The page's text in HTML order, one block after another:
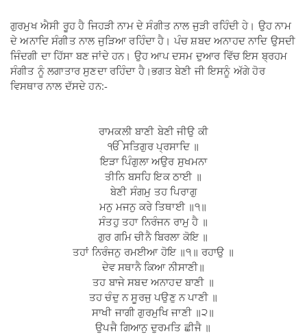
ਗੁਰਮੁਖ ਐਸੀ ਰੂਹ ਹੈ ਜਿਹੜੀ ਨਾਮ ਦੇ ਸੰਗੀਤ ਨਾਲ ਜੁੜੀ ਰਹਿੰਦੀ ਹੇ। ਉਹ ਨਾਮ
ਦੇ ਅਨਾਦਿ ਸੰਗੀਤ ਨਾਲ ਜੁੜਿਆ ਰਹਿੰਦਾ ਹੈ। ਪੰਚ ਸ਼ਬਦ ਅਨਾਹਦ ਨਾਦਿ ਉਸਦੀ
ਜਿੰਦਗੀ ਦਾ ਹਿੱਸਾ ਬਣ ਜਾਂਦੇ ਹਨ। ਉਹ ਆਪ ਦਸਮ ਦੁਆਰ ਵਿੱਚ ਇਸ ਬ੍ਰਹਮ
ਸੰਗੀਤ ਨੂੰ ਲਗਾਤਾਰ ਸੁਣਦਾ ਰਹਿੰਦਾ ਹੈ।ਭਗਤ ਬੇਣੀ ਜੀ ਇਸਨੂੰ ਅੱਗੇ ਹੋਰ
ਵਿਸਥਾਰ ਨਾਲ ਦੱਸਦੇ ਹਨ:-
ਰਾਮਕਲੀ ਬਾਣੀ ਬੇਣੀ ਜੀਉ ਕੀ
ੴ ਸਤਿਗੁਰ ਪ੍ਰਸਾਦਿ ॥
ਇੜਾ ਪਿੰਗੁਲਾ ਅਉਰ ਸੁਖਮਨਾ
ਤੀਨਿ ਬਸਹਿ ਇਕ ਠਾਈ ॥
ਬੇਣੀ ਸੰਗਮੁ ਤਹ ਪਿਰਾਗੁ
ਮਨੁ ਮਜਨੁ ਕਰੇ ਤਿਥਾਈ ॥੧॥
ਸੰਤਹੁ ਤਹਾ ਨਿਰੰਜਨ ਰਾਮੁ ਹੈ ॥
ਗੁਰ ਗਮਿ ਚੀਨੈ ਬਿਰਲਾ ਕੋਇ ॥
ਤਹਾਂ ਨਿਰੰਜਨੁ ਰਮਈਆ ਹੋਇ ॥੧॥ ਰਹਾਉ ॥
ਦੇਵ ਸਥਾਨੈ ਕਿਆ ਨੀਸਾਣੀ॥
ਤਹ ਬਾਜੇ ਸਬਦ ਅਨਾਹਦ ਬਾਣੀ ॥
ਤਹ ਚੰਦੁ ਨ ਸੂਰਜੁ ਪਉਣੁ ਨ ਪਾਣੀ ॥
ਸਾਖੀ ਜਾਗੀ ਗੁਰਮੁਖਿ ਜਾਣੀ ॥੨॥
ਉਪਜੈ ਗਿਆਨੁ ਦੁਰਮਤਿ ਛੀਜੈ ॥